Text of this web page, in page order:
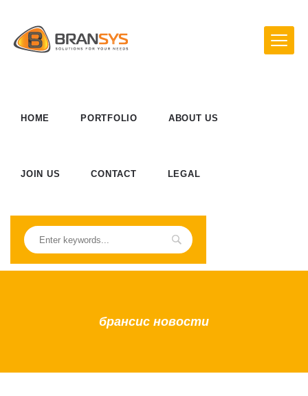
HOME PORTFOLIO ABOUT US
JOIN US CONTACT LEGAL
брансис новости